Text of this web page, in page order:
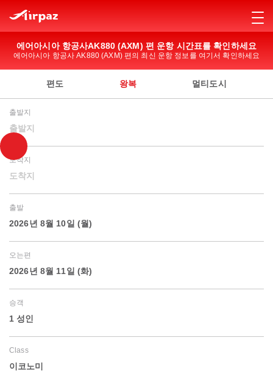
에어아시아 항공사AK880 (AXM) 편 운항 시간표를 확인하세요
에어아시아 항공사 AK880 (AXM) 편의 최신 운항 정보를 여기서 확인하세요
편도 왕복 멀티도시
출발지
출발지
도착지
도착지
출발
2026년 8월 10일 (월)
오는편
2026년 8월 11일 (화)
승객
1 성인
Class
이코노미